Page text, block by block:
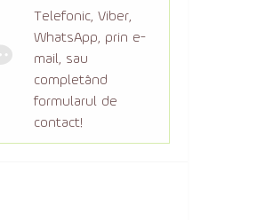
Telefonic, Viber,
WhatsApp, prin e-
mail, sau
completând
formularul de
contact!